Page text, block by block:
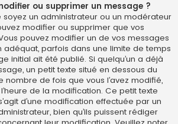
ou supprimer un message ?
soyez un administrateur ou un modérateur
modifier ou supprimer que vos
pouvez modifier un de vos messages
adéquat, parfois dans une limite de temps
initial ait été publié. Si quelqu’un a déjà
un petit texte situé en dessous du
de fois que vous l’avez modifié,
de la modification. Ce petit texte
d’une modification effectuée par un
bien qu’ils puissent rédiger